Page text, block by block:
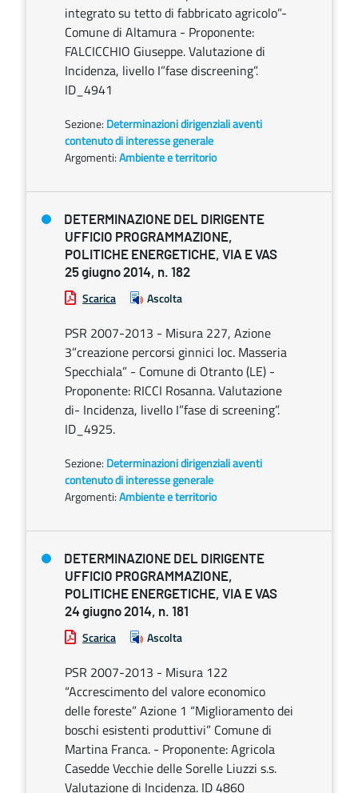
integrato su tetto di fabbricato agricolo”-
Comune di Altamura - Proponente:
FALCICCHIO Giuseppe. Valutazione di
Incidenza, livello I”fase discreening”.
ID_4941
Sezione: Determinazioni dirigenziali aventi
contenuto di interesse generale
Argomenti:Ambiente e territorio
DETERMINAZIONE DEL DIRIGENTE
UFFICIO PROGRAMMAZIONE,
POLITICHE ENERGETICHE, VIA E VAS
25 giugno 2014, n. 182
Scarica Ascolta
PSR 2007-2013 - Misura 227, Azione
3”creazione percorsi ginnici loc. Masseria
Specchiala” - Comune di Otranto (LE) -
Proponente: RICCI Rosanna. Valutazione
di- Incidenza, livello I”fase di screening”.
ID_4925.
Sezione: Determinazioni dirigenziali aventi
contenuto di interesse generale
Argomenti:Ambiente e territorio
DETERMINAZIONE DEL DIRIGENTE
UFFICIO PROGRAMMAZIONE,
POLITICHE ENERGETICHE, VIA E VAS
24 giugno 2014, n. 181
Scarica Ascolta
PSR 2007-2013 - Misura 122
“Accrescimento del valore economico
delle foreste” Azione 1 “Miglioramento dei
boschi esistenti produttivi” Comune di
Martina Franca. - Proponente: Agricola
Casedde Vecchie delle Sorelle Liuzzi s.s.
Valutazione di Incidenza. ID 4860